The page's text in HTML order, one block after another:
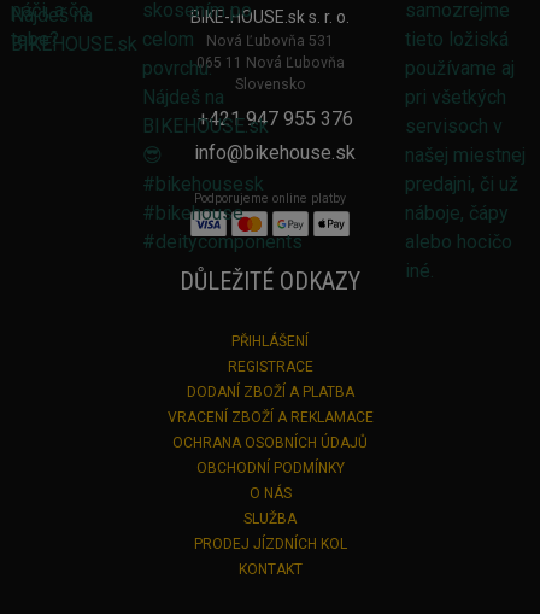
BIKE-HOUSE.sk s. r. o.
Nová Ľubovňa 531
065 11 Nová Ľubovňa
Slovensko
+421 947 955 376
info@bikehouse.sk
Podporujeme online platby
DŮLEŽITÉ ODKAZY
PŘIHLÁŠENÍ
REGISTRACE
DODANÍ ZBOŽÍ A PLATBA
VRACENÍ ZBOŽÍ A REKLAMACE
OCHRANA OSOBNÍCH ÚDAJŮ
OBCHODNÍ PODMÍNKY
O NÁS
SLUŽBA
PRODEJ JÍZDNÍCH KOL
KONTAKT